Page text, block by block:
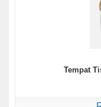
Tempat